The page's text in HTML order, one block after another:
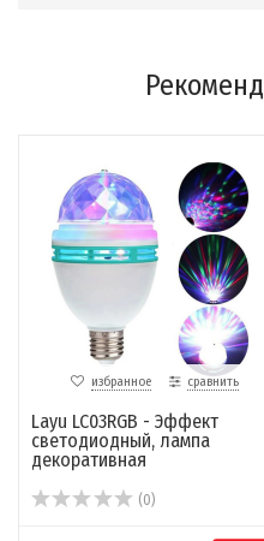
избранное сравнить
Layu LC03RGB - Эффект
светодиодный, лампа
декоративная
(0)